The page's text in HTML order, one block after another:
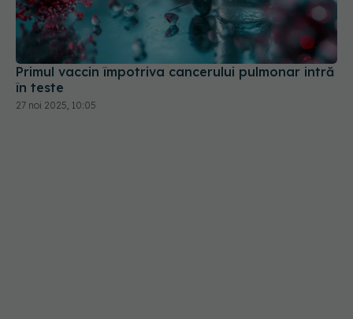
Primul vaccin împotriva cancerului pulmonar intră
în teste
27 noi 2025, 10:05